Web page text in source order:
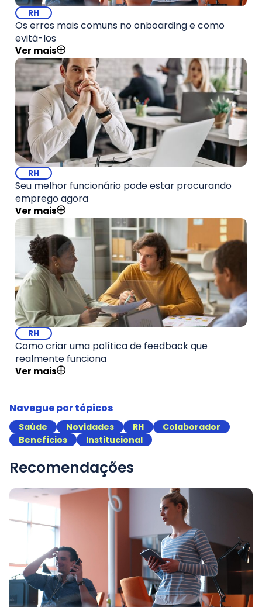
RH
Os erros mais comuns no onboarding e como
evitá-los
Ver mais
RH
Seu melhor funcionário pode estar procurando
emprego agora
Ver mais
RH
Como criar uma política de feedback que
realmente funciona
Ver mais
Navegue por tópicos
Saúde Novidades RH
Colaborador
Benefícios
Institucional
Recomendações